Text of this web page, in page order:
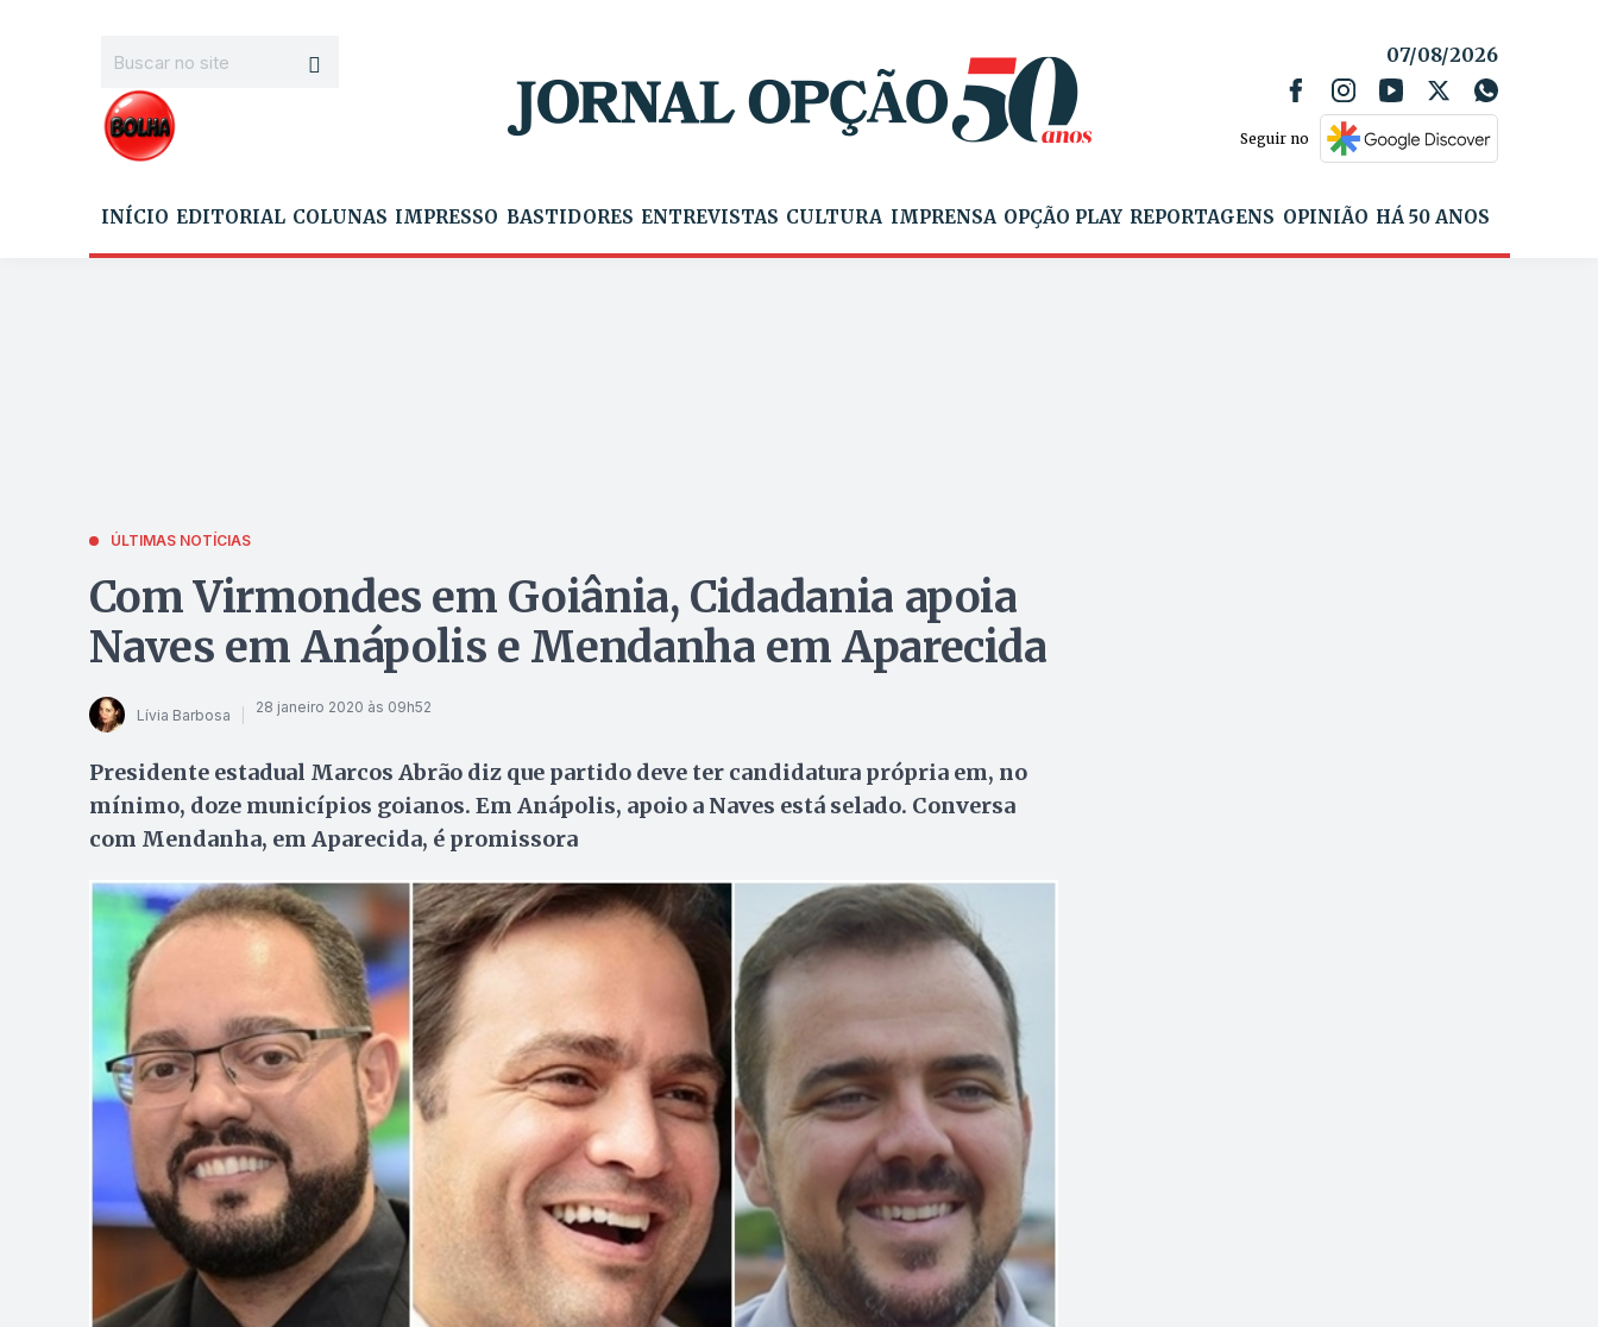
07/08/2026
Seguir no
INÍCIO EDITORIAL COLUNAS IMPRESSO BASTIDORES ENTREVISTAS CULTURA IMPRENSA OPÇÃO PLAY REPORTAGENS OPINIÃO HÁ 50 ANOS
ÚLTIMAS NOTÍCIAS
Com Virmondes em Goiânia, Cidadania apoia
Naves em Anápolis e Mendanha em Aparecida
Lívia Barbosa 28 janeiro 2020 às 09h52
Presidente estadual Marcos Abrão diz que partido deve ter candidatura própria em, no
mínimo, doze municípios goianos. Em Anápolis, apoio a Naves está selado. Conversa
com Mendanha, em Aparecida, é promissora